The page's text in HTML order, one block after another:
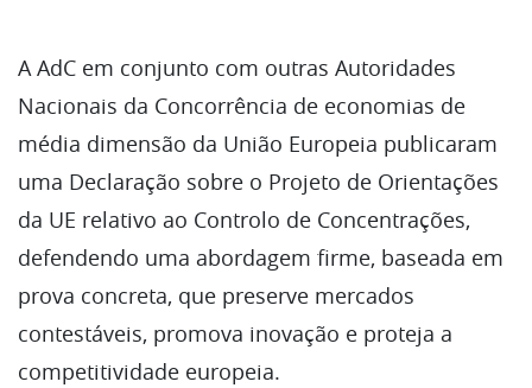
A AdC em conjunto com outras Autoridades
Nacionais da Concorrência de economias de
média dimensão da União Europeia publicaram
uma Declaração sobre o Projeto de Orientações
da UE relativo ao Controlo de Concentrações,
defendendo uma abordagem firme, baseada em
prova concreta, que preserve mercados
contestáveis, promova inovação e proteja a
competitividade europeia.